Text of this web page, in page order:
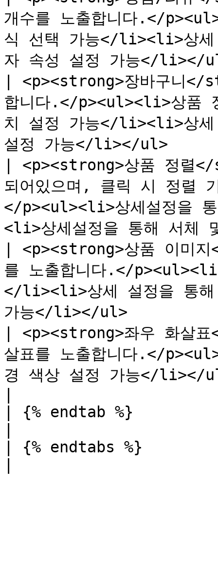
개수를 노출합니다.</
식 선택 가능</li><li>상세
자 속성 설정 가능</
| <p><strong>장바구니</
합니다.</p><ul><li>상품
치 설정 가능</li><li>상세
설정 가능</li></
| <p><strong>상품 정렬
되어있으며, 클릭 시 정렬
</p><ul><li>상세설정을
<li>상세설정을 통해 서
| <p><strong>상품 이미
를 노출합니다.</
</li><li>상세 설정을 통해
가능</li></ul>
| <p><strong>좌우 화살
살표를 노출합니다.</
경 색상 설정 가능</li></
| {% endtab %}
| {% endtabs %}